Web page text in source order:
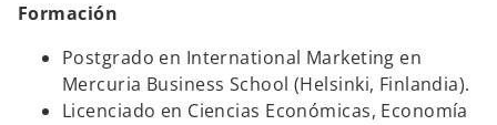
Formación
Postgrado en International Marketing en
Mercuria Business School (Helsinki, Finlandia).
Licenciado en Ciencias Económicas, Economía